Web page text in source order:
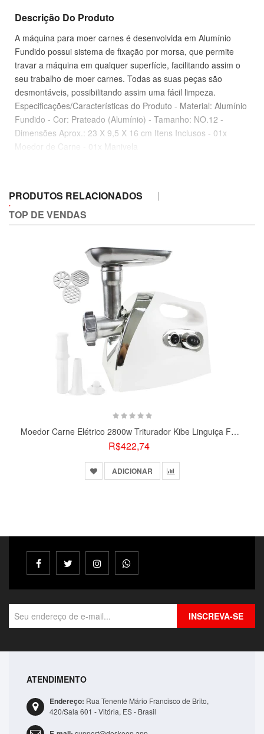
Descrição Do Produto
A máquina para moer carnes é desenvolvida em Alumínio
Fundido possui sistema de fixação por morsa, que permite
travar a máquina em qualquer superfície, facilitando assim o
seu trabalho de moer carnes. Todas as suas peças são
desmontáveis, possibilitando assim uma fácil limpeza.
Especificações/Características do Produto - Material: Alumínio
Fundido - Cor: Prateado (Alumínio) - Tamanho: NO.12 -
Dimensões Aprox.: 23 X 9,5 X 16 cm Itens Inclusos - 01x
Moedor de Carne - 01x Manivela
PRODUTOS RELACIONADOS
TOP DE VENDAS
Moedor Carne Elétrico 2800w Triturador Kibe Linguiça Funil
R$422,74
ADICIONAR
R$41,99
INSCREVA-SE
ATENDIMENTO
Endereço: Rua Tenente Mário Francisco de Brito,
420/Sala 601 - Vitória, ES - Brasil